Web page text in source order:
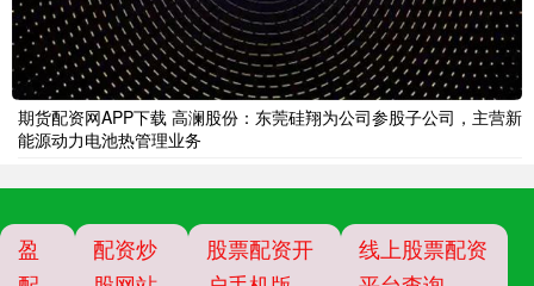
期货配资网APP下载 高澜股份：东莞硅翔为公司参股子公司，主营新
能源动力电池热管理业务
盈
配资炒
股票配资开
线上股票配资